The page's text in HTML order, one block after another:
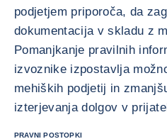
podjetjem priporoča, da
dokumentacija v skladu z
Pomanjkanje pravilnih
izvoznike izpostavlja
mehiških podjetij in
izterjevanja dolgov v
PRAVNI POSTOPKI